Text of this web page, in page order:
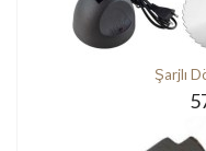
Şarjlı